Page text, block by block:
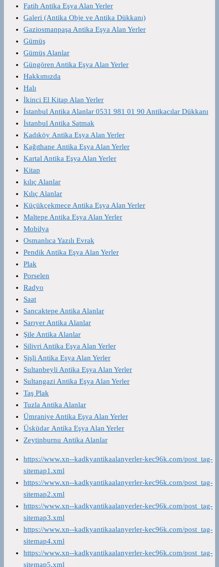
Fatih Antika Eşya Alan Yerler
Galeri (Antika Obje ve Antika Dükkanı)
Gaziosmanpaşa Antika Eşya Alan Yerler
Gümüş
Gümüş Alanlar
Güngören Antika Eşya Alan Yerler
Hakkımızda
Halı
İkinci El Kitap Alan Yerler
İstanbul Antika Alanlar 0531 981 01 90 Antikacılar Dükkanı
İstanbul Antika Satmak
Kadıköy Antika Eşya Alan Yerler
Kağıthane Antika Eşya Alan Yerler
Kartal Antika Eşya Alan Yerler
Kitap
kılıç Alanlar
Kılıç Alanlar
Küçükçekmece Antika Eşya Alan Yerler
Maltepe Antika Eşya Alan Yerler
Mobilya
Osmanlıca Yazılı Evrak
Pendik Antika Eşya Alan Yerler
Plak
Porselen
Radyo
Saat
Sancaktepe Antika Alanlar
Sarıyer Antika Alanlar
Şile Antika Alanlar
Silivri Antika Eşya Alan Yerler
Şişli Antika Eşya Alan Yerler
Sultanbeyli Antika Eşya Alan Yerler
Sultangazi Antika Eşya Alan Yerler
Taş Plak
Tuzla Antika Alanlar
Ümraniye Antika Eşya Alan Yerler
Üsküdar Antika Eşya Alan Yerler
Zeytinburnu Antika Alanlar
https://www.xn--kadkyantikaalanyerler-kec96k.com/post_tag-
sitemap1.xml
https://www.xn--kadkyantikaalanyerler-kec96k.com/post_tag-
sitemap2.xml
https://www.xn--kadkyantikaalanyerler-kec96k.com/post_tag-
sitemap3.xml
https://www.xn--kadkyantikaalanyerler-kec96k.com/post_tag-
sitemap4.xml
https://www.xn--kadkyantikaalanyerler-kec96k.com/post_tag-
sitemap5.xml